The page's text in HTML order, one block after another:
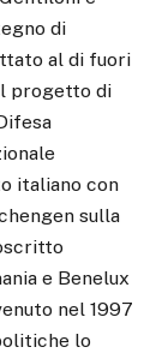
di
al di fuori
progetto di
italiano con
sulla
e Benelux
nel 1997
lo